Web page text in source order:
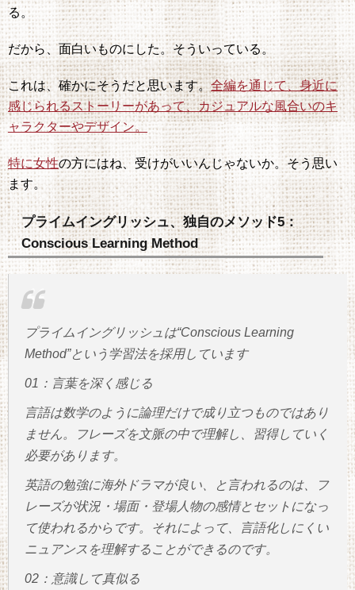
る。
だから、面白いものにした。そういっている。
これは、確かにそうだと思います。全編を通じて、身近に
感じられるストーリーがあって、カジュアルな風合いのキ
ャラクターやデザイン。
特に女性の方にはね、受けがいいんじゃないか。そう思い
ます。
プライムイングリッシュ、独自のメソッド5：
Conscious Learning Method
プライムイングリッシュは“Conscious Learning
Method”という学習法を採用しています
01：言葉を深く感じる
言語は数学のように論理だけで成り立つものではあり
ません。フレーズを文脈の中で理解し、習得していく
必要があります。
英語の勉強に海外ドラマが良い、と言われるのは、フ
レーズが状況・場面・登場人物の感情とセットになっ
て使われるからです。それによって、言語化しにくい
ニュアンスを理解することができるのです。
02：意識して真似る